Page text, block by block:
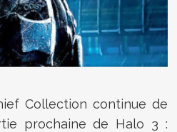
Collection continue de
prochaine de Halo 3 :